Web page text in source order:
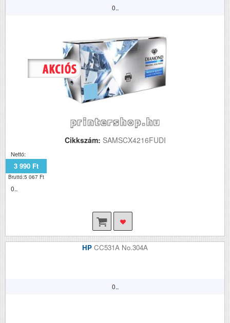
0..
Cikkszám: SAMSCX4216FUDI
Nettó:
3 990 Ft
Bruttó:5 067 Ft
0..
HP CC531A No.304A
0..